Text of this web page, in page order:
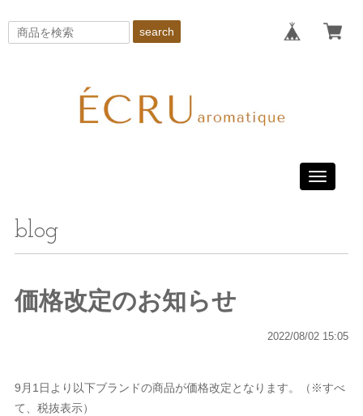
search
Toggle
blog
価格改定のお知らせ
2022/08/02 15:05
9月1日より以下ブランドの商品が価格改定となります。（※すべ
て、税抜表示）